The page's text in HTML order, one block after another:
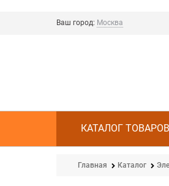
Ваш город: Москва
КАТАЛОГ ТОВАРОВ
Главная Каталог